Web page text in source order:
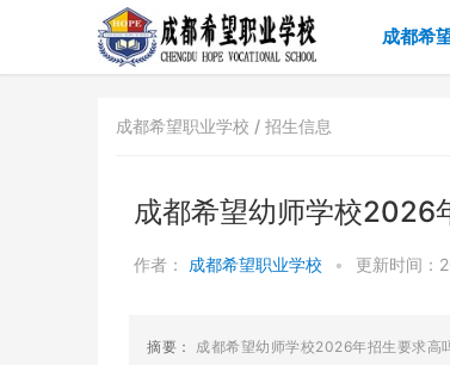
成都希
成都希望职业学校 / 招生信息
成都希望幼师学校2026
作者： 成都希望职业学校 • 更新时间：
摘要： 成都希望幼师学校2026年招生要求高